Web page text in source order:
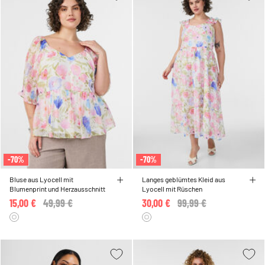
-70%
Bluse aus Lyocell mit
Blumenprint und Herzausschnitt
Price reduced from
49,99 €
15,00 €
-70%
Langes geblümtes Kleid aus
Lyocell mit Rüschen
Price reduced from
99,99 €
30,00 €